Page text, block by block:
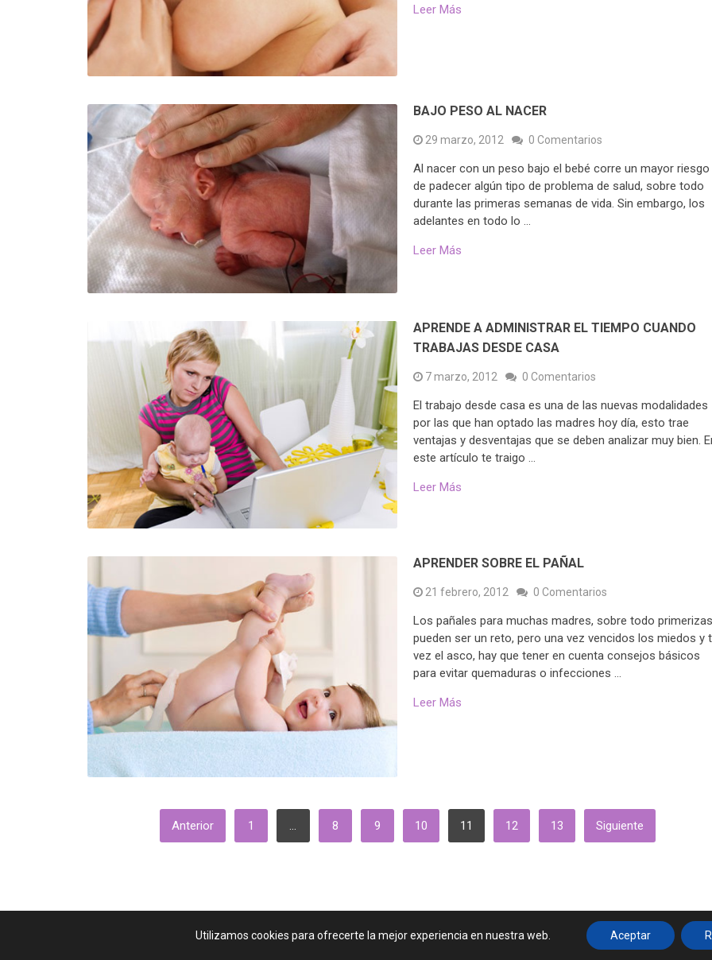
Leer Más
BAJO PESO AL NACER
29 marzo, 2012 0 Comentarios
Al nacer con un peso bajo el bebé corre un mayor riesgo
de padecer algún tipo de problema de salud, sobre todo
durante las primeras semanas de vida. Sin embargo, los
adelantes en todo lo …
Leer Más
APRENDE A ADMINISTRAR EL TIEMPO CUANDO
TRABAJAS DESDE CASA
7 marzo, 2012 0 Comentarios
El trabajo desde casa es una de las nuevas modalidades
por las que han optado las madres hoy día, esto trae
ventajas y desventajas que se deben analizar muy bien.
este artículo te traigo …
Leer Más
APRENDER SOBRE EL PAÑAL
21 febrero, 2012 0 Comentarios
Los pañales para muchas madres, sobre todo
pueden ser un reto, pero una vez vencidos los miedos y
vez el asco, hay que tener en cuenta consejos básicos
para evitar quemaduras o infecciones …
Leer Más
PAGINACIÓN
Anterior 1 … 8 9 10 11 12 13 Siguiente
Contactar
Utilizamos cookies para ofrecerte la mejor experiencia en nuestra web. Aceptar